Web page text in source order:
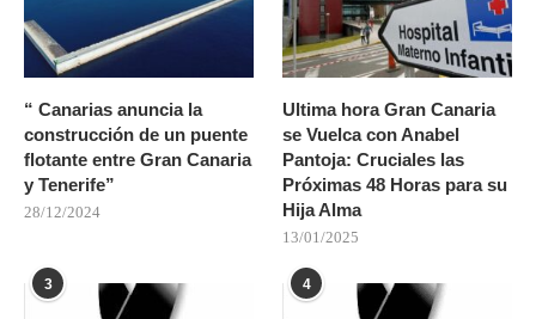
“ Canarias anuncia la
construcción de un puente
flotante entre Gran Canaria
y Tenerife”
28/12/2024
Ultima hora Gran Canaria
se Vuelca con Anabel
Pantoja: Cruciales las
Próximas 48 Horas para su
Hija Alma
13/01/2025
3 4